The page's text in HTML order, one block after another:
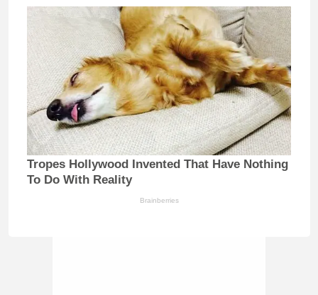
Tropes Hollywood Invented That Have Nothing
To Do With Reality
Brainberries